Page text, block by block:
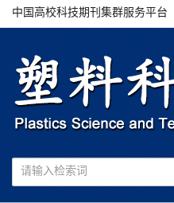
中国高校科技期刊集群服务平台